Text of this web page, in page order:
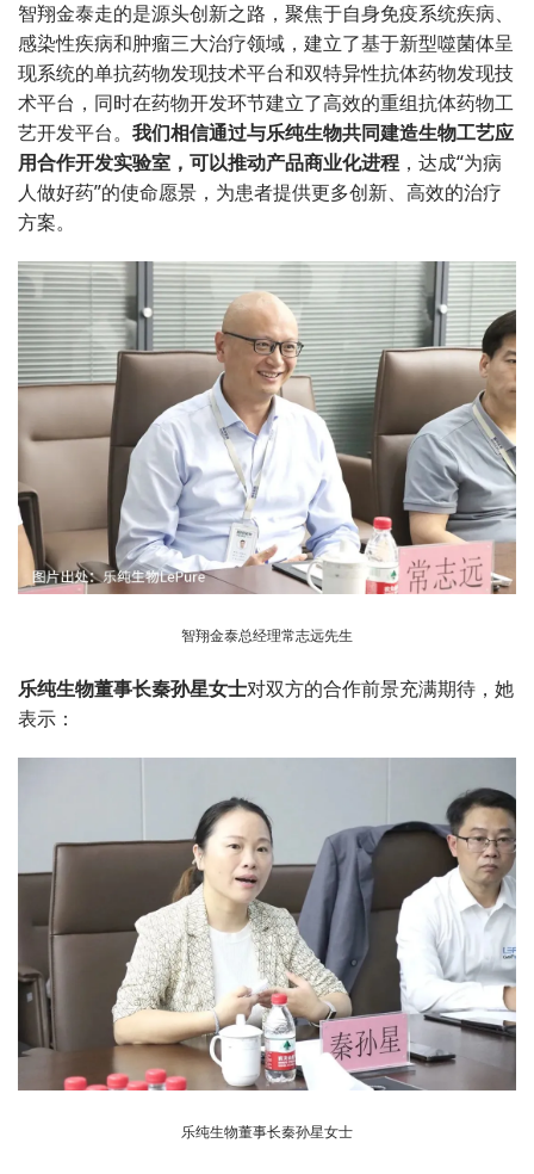
智翔金泰走的是源头创新之路，聚焦于自身免疫系统疾病、
感染性疾病和肿瘤三大治疗领域，建立了基于新型噬菌体呈
现系统的单抗药物发现技术平台和双特异性抗体药物发现技
术平台，同时在药物开发环节建立了高效的重组抗体药物工
艺开发平台。 我们相信通过与乐纯生物共同建造生物工艺应
用合作开发实验室，可以推动产品商业化进程 ，达成“为病
人做好药”的使命愿景，为患者提供更多创新、高效的治疗
方案。
智翔金泰总经理常志远先生
乐纯生物董事长秦孙星女士对双方的合作前景充满期待，她
表示：
乐纯生物董事长秦孙星女士